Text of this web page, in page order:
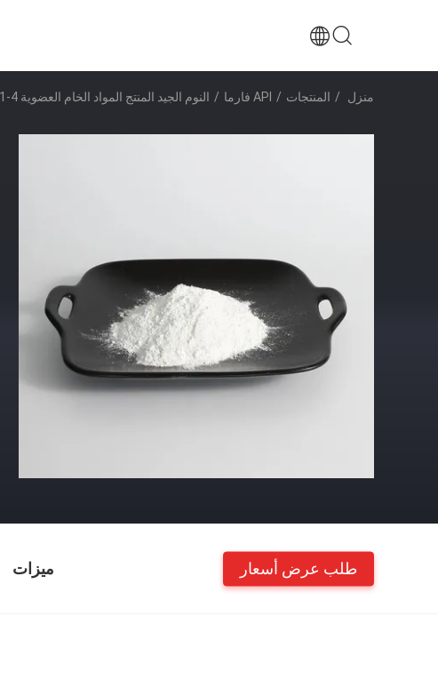
منزل / المنتجات / API فارما / النوم الجيد المنتج المواد الخام العضوية CAS 73-31-4 الميلاتونين
ميزات طلب عرض أسعار